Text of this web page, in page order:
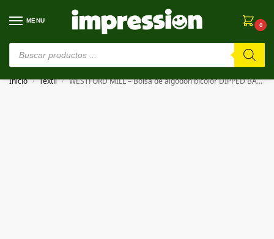
MENU
0
⚠️ Estamos en pruebas. Si algo falla, ¡Perdón!⚠️
Inicio / Textil / WESTFORD MILL – Bolsa de algodón bicolor DIPPED BASE CANVAS ACCESSORY